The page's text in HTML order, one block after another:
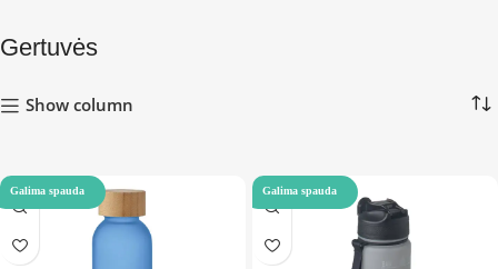
Gertuvės
Show column
Galima spauda Galima spauda